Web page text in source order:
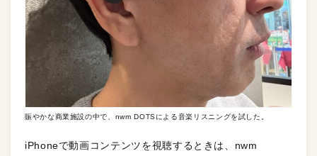
賑やかな商業施設の中で、nwm DOTSによる音楽リスニングを試した。
iPhoneで動画コンテンツを視聴するときは、nwm